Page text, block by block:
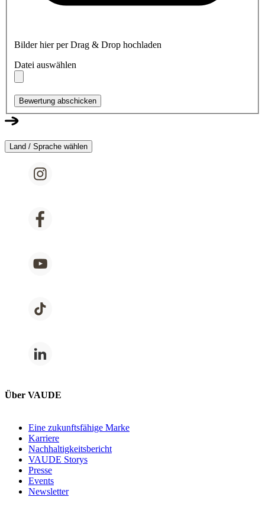
Bilder hier per Drag & Drop hochladen
Datei auswählen
Bewertung abschicken
Land / Sprache wählen
Über VAUDE
Eine zukunftsfähige Marke
Karriere
Nachhaltigkeitsbericht
VAUDE Storys
Presse
Events
Newsletter